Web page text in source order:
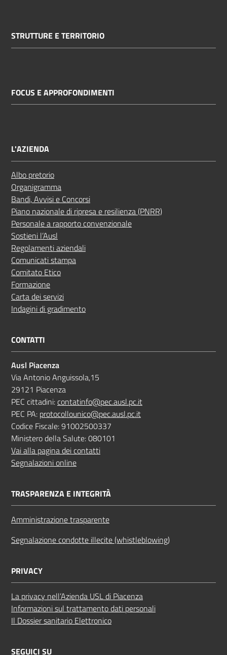
STRUTTURE E TERRITORIO
FOCUS E APPROFONDIMENTI
L'AZIENDA
Albo pretorio
Organigramma
Bandi, Avvisi e Concorsi
Piano nazionale di ripresa e resilienza (PNRR)
Personale a rapporto convenzionale
Sostieni l’Ausl
Regolamenti aziendali
Comunicati stampa
Comitato Etico
Formazione
Carta dei servizi
Indagini di gradimento
CONTATTI
Ausl Piacenza
Via Antonio Anguissola,15
29121 Piacenza
PEC cittadini:contatinfo@pec.ausl.pc.it
PEC PA: protocollounico@pec.ausl.pc.it
Codice Fiscale: 91002500337
Ministero della Salute: 080101
Vai alla pagina dei contatti
Segnalazioni online
TRASPARENZA E INTEGRITÀ
Amministrazione trasparente
Segnalazione condotte illecite (whistleblowing)
PRIVACY
La privacy nell’Azienda USL di Piacenza
Informazioni sul trattamento dati personali
Il Dossier sanitario Elettronico
SEGUICI SU